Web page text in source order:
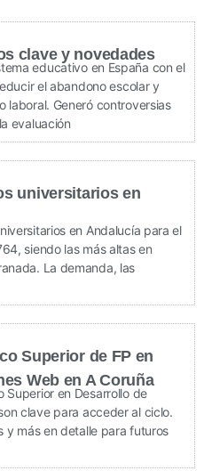
clave y novedades
educativo en España con el
el abandono escolar y
laboral. Generó controversias
evaluación
universitarios en
en Andalucía para el
siendo las más altas en
La demanda, las
Superior de FP en
Web en A Coruña
Superior en Desarrollo de
clave para acceder al ciclo.
y más en detalle para futuros